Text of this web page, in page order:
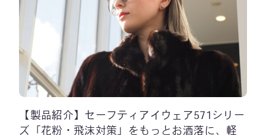
【製品紹介】セーフティアイウェア571シリー
ズ「花粉・飛沫対策」をもっとお洒落に、軽